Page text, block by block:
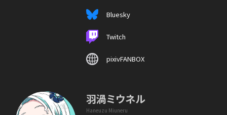
Bluesky
Twitch
pixivFANBOX
羽渦ミウネル
Haneuzu Miuneru